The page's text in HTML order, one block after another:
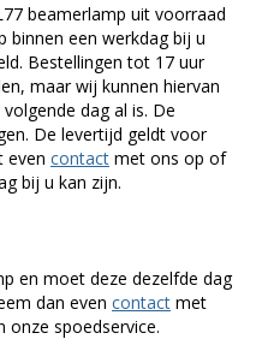
beamerlamp uit voorraad
binnen een werkdag bij u
Bestellingen tot 17 uur
maar wij kunnen hiervan
dag al is. De
De levertijd geldt voor
even contact met ons op of
bij u kan zijn.
en moet deze dezelfde dag
dan even contact met
onze spoedservice.